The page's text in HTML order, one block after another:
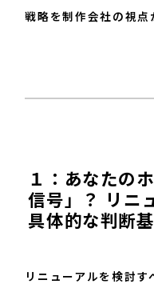
戦略を制作会社の視点
１：あなたの
信号」？ リニ
具体的な判断
リニューアルを検討